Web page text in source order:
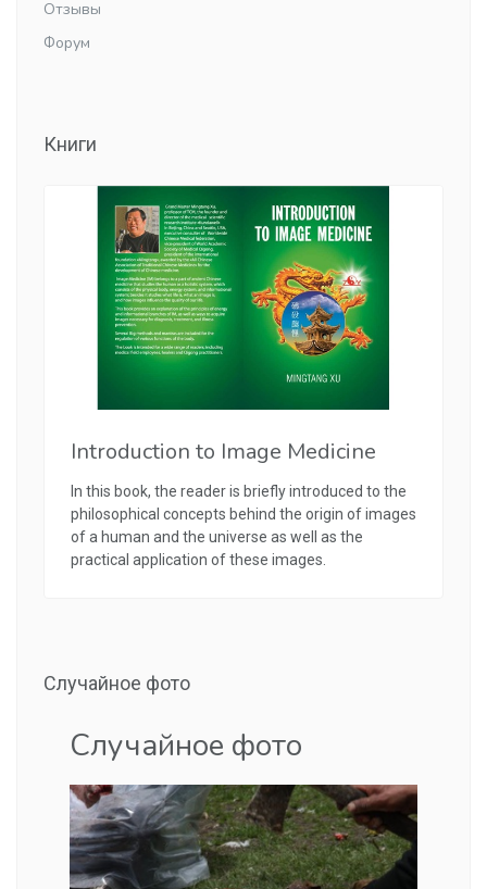
Отзывы
Форум
Книги
Introduction to Image Medicine
In this book, the reader is briefly introduced to the
philosophical concepts behind the origin of images
of a human and the universe as well as the
practical application of these images.
Случайное фото
Случайное фото